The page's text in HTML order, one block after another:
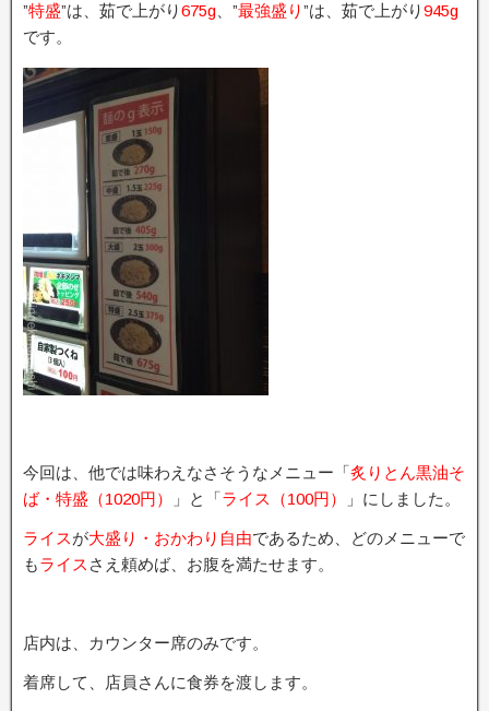
”特盛”は、茹で上がり675g 、”最強盛り”は、茹で上がり945g
です。
今回は、他では味わえなさそうなメニュー「炙りとん黒油そ
ば・特盛（1020円）
」と「ライス（100円） 」にしました。
ライスが大盛り・おかわり自由であるため、どのメニューで
もライス さえ頼めば、お腹を満たせます。
店内は、カウンター席のみです。
着席して、店員さんに食券を渡します。